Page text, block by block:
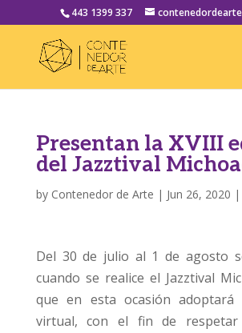
443 1399 337
Presentan la XVIII
del Jazztival
by Contenedor de Arte | Jun 26, 2020 |
Del 30 de julio al 1 de agosto
cuando se realice el Jazztival
que en esta ocasión adoptará
virtual, con el fin de respetar